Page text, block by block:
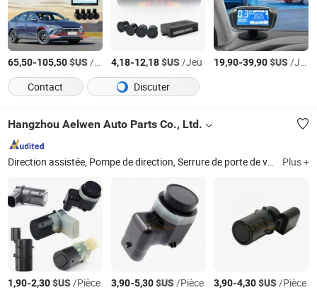
65,50-105,50$US/Jeu 4,18-12,18$US/Jeu 19,90-39,90$US/Jeu
Contact
Discuter
Hangzhou Aelwen Auto Parts Co., Ltd.
Direction assistée, Pompe de direction, Serrure de porte de voiture, Actionneur de serrure de porte, Poignée de porte de voiture, Interrupteur d'allumage, Interrupteur de fenêtre, Bouton de changement de vitesse, Rouleau de porte coulissante, Interrupteur de hayon Plus +
1,90-2,30$US/Pièce 3,90-5,30$US/Pièce 3,90-4,30$US/Pièce